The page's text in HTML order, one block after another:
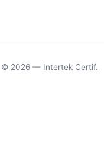
© 2026 — Intertek Certif.